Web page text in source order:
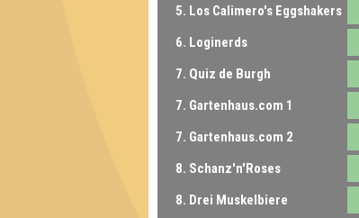
5. Los Calimero's Eggshakers
6. Loginerds
7. Quiz de Burgh
7. Gartenhaus.com 1
7. Gartenhaus.com 2
8. Schanz'n'Roses
8. Drei Muskelbiere